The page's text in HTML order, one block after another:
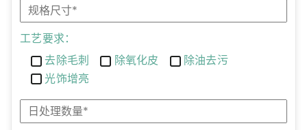
工艺要求：
去除毛刺
除氧化皮
除油去污
光饰增亮